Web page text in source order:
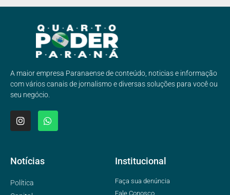
A maior empresa Paranaense de conteúdo, noticias e informação
com vários canais de jornalismo e diversas soluções para você ou
seu negócio.
Notícias
Política
Institucional
Faça sua denúncia
Fale Conosco